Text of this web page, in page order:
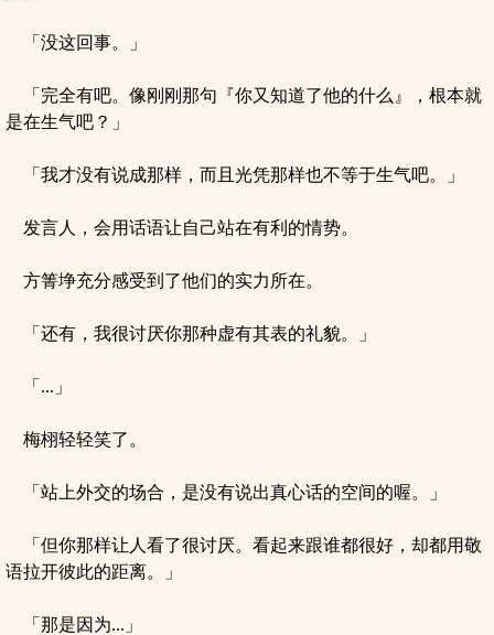
「没这回事。」
「完全有吧。像刚刚那句『你又知道了他的什么』，根本就
是在生气吧？」
「我才没有说成那样，而且光凭那样也不等于生气吧。」
发言人，会用话语让自己站在有利的情势。
方箐埩充分感受到了他们的实力所在。
「还有，我很讨厌你那种虚有其表的礼貌。」
「...」
梅栩轻轻笑了。
「站上外交的场合，是没有说出真心话的空间的喔。」
「但你那样让人看了很讨厌。看起来跟谁都很好，却都用敬
语拉开彼此的距离。」
「那是因为...」